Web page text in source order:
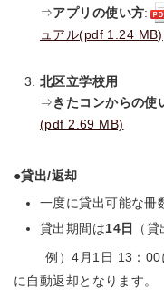
⇒アプリの使い方:
ュアル(pdf 1.24 MB)
北区立学校用
⇒きたコンからの使
(pdf 2.69 MB)
●貸出/返却
一度に貸出可能な冊
貸出期間は14日
（
例）4月1日 13：00に
に自動返却となります。